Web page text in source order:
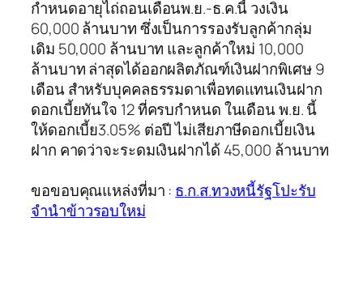
กำหนดอายุไถ่ถอนเดือนพ.ย.-ธ.ค.นี้ วงเงิน
60,000 ล้านบาท ซึ่งเป็นการรองรับลูกค้ากลุ่ม
เดิม 50,000 ล้านบาท และลูกค้าใหม่ 10,000
ล้านบาท ล่าสุดได้ออกผลิตภัณฑ์เงินฝากพิเศษ 9
เดือน สำหรับบุคคลธรรมดาเพื่อทดแทนเงินฝาก
ดอกเบี้ยทันใจ 12 ที่ครบกำหนด ในเดือน พ.ย. นี้
ให้ดอกเบี้ย3.05% ต่อปี ไม่เสียภาษีดอกเบี้ยเงิน
ฝาก คาดว่าจะระดมเงินฝากได้ 45,000 ล้านบาท
ขอขอบคุณแหล่งที่มา : ธ.ก.ส.ทวงหนี้รัฐโปะรับ
จำนำข้าวรอบใหม่